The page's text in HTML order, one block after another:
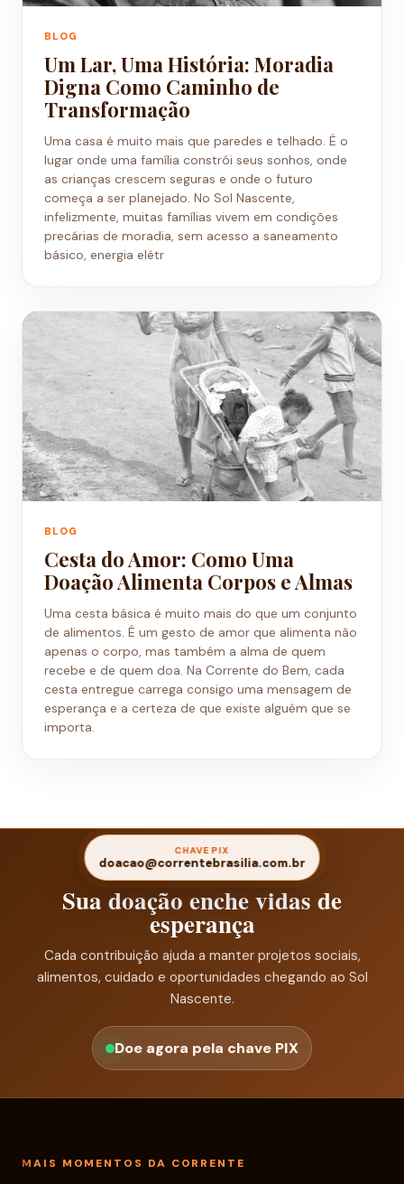
BLOG
Um Lar, Uma História: Moradia
Digna Como Caminho de
Transformação
Uma casa é muito mais que paredes e telhado. É o
lugar onde uma família constrói seus sonhos, onde
as crianças crescem seguras e onde o futuro
começa a ser planejado. No Sol Nascente,
infelizmente, muitas famílias vivem em condições
precárias de moradia, sem acesso a saneamento
básico, energia elétr
BLOG
Cesta do Amor: Como Uma
Doação Alimenta Corpos e Almas
Uma cesta básica é muito mais do que um conjunto
de alimentos. É um gesto de amor que alimenta não
apenas o corpo, mas também a alma de quem
recebe e de quem doa. Na Corrente do Bem, cada
cesta entregue carrega consigo uma mensagem de
esperança e a certeza de que existe alguém que se
importa.
CHAVE PIX
doacao@correntebrasilia.com.br
Sua doação enche vidas de
esperança
Cada contribuição ajuda a manter projetos sociais,
alimentos, cuidado e oportunidades chegando ao Sol
Nascente.
Doe agora pela chave PIX
MAIS MOMENTOS DA CORRENTE